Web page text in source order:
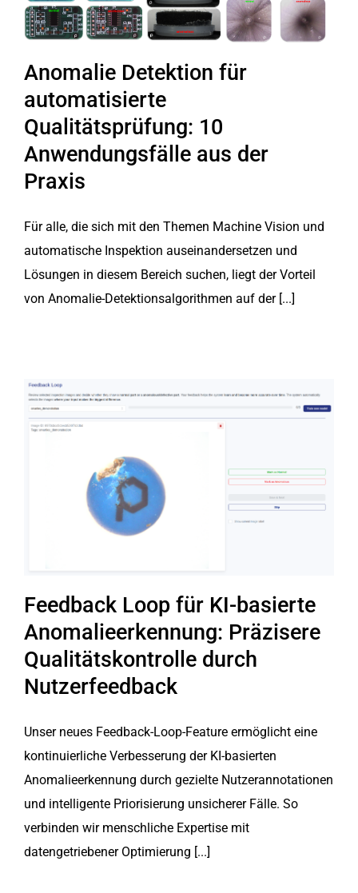
Anomalie Detektion für
automatisierte
Qualitätsprüfung: 10
Anwendungsfälle aus der
Praxis
Für alle, die sich mit den Themen Machine Vision und
automatische Inspektion auseinandersetzen und
Lösungen in diesem Bereich suchen, liegt der Vorteil
von Anomalie-Detektionsalgorithmen auf der [...]
Feedback Loop für KI-basierte
Anomalieerkennung: Präzisere
Qualitätskontrolle durch
Nutzerfeedback
Unser neues Feedback-Loop-Feature ermöglicht eine
kontinuierliche Verbesserung der KI-basierten
Anomalieerkennung durch gezielte Nutzerannotationen
und intelligente Priorisierung unsicherer Fälle. So
verbinden wir menschliche Expertise mit
datengetriebener Optimierung [...]